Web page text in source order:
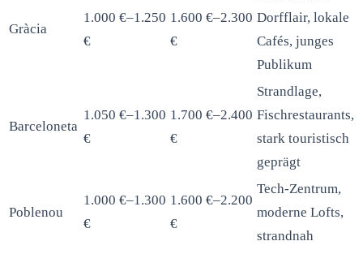
Gràcia
1.000 €–1.250
€
1.600 €–2.300
€
Dorfflair, lokale
Cafés, junges
Publikum
Barceloneta
1.050 €–1.300
€
1.700 €–2.400
€
Strandlage,
Fischrestaurants,
stark touristisch
geprägt
Poblenou
1.000 €–1.300
€
1.600 €–2.200
€
Tech-Zentrum,
moderne Lofts,
strandnah